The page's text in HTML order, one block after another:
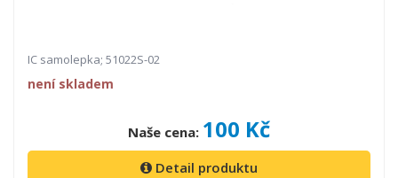
IC samolepka; 51022S-02
není skladem
Naše cena: 100 Kč
Detail produktu